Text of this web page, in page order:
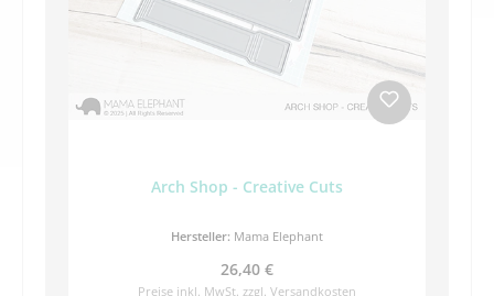
Arch Shop - Creative Cuts
Hersteller: Mama Elephant
Regulärer Preis:
26,40 €
Preise inkl. MwSt. zzgl. Versandkosten